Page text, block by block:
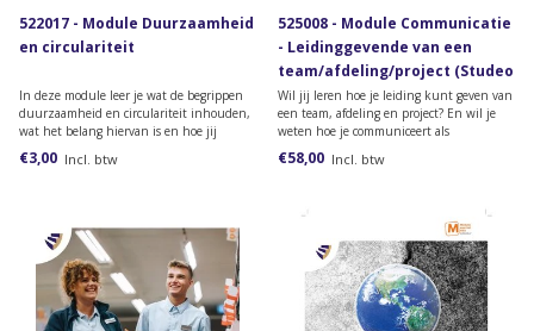
522017 - Module Duurzaamheid
en circulariteit
In deze module leer je wat de begrippen
duurzaamheid en circulariteit inhouden,
wat het belang hiervan is en hoe jij
hieraan kunt bijdragen.
€3,00 Incl. btw
525008 - Module Communicatie
- Leidinggevende van een
team/afdeling/project (Studeo
versie)
Wil jij leren hoe je leiding kunt geven van
een team, afdeling en project? En wil je
weten hoe je communiceert als
leidinggevende? Bestel dan deze online
module van het lesmateriaal van de
€58,00 Incl. btw